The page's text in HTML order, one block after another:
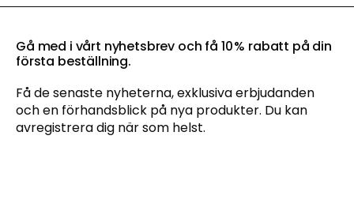
Gå med i vårt nyhetsbrev och få 10 % rabatt på din
första beställning.
Få de senaste nyheterna, exklusiva erbjudanden
och en förhandsblick på nya produkter. Du kan
avregistrera dig när som helst.